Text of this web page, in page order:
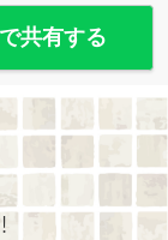
共有する